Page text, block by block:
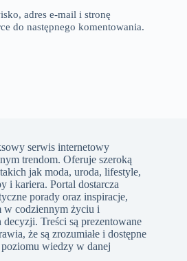
adres e-mail i stronę
do następnego komentowania.
serwis internetowy
trendom. Oferuje szeroką
jak moda, uroda, lifestyle,
i kariera. Portal dostarcza
porady oraz inspiracje,
w codziennym życiu i
Treści są prezentowane
że są zrozumiałe i dostępne
wiedzy w danej